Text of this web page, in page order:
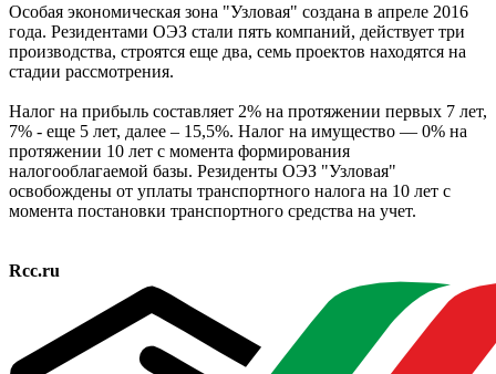
Особая экономическая зона "Узловая" создана в апреле 2016
года. Резидентами ОЭЗ стали пять компаний, действует три
производства, строятся еще два, семь проектов находятся на
стадии рассмотрения.
Налог на прибыль составляет 2% на протяжении первых 7 лет,
7% - еще 5 лет, далее – 15,5%. Налог на имущество — 0% на
протяжении 10 лет с момента формирования
налогооблагаемой базы. Резиденты ОЭЗ "Узловая"
освобождены от уплаты транспортного налога на 10 лет с
момента постановки транспортного средства на учет.
Rcc.ru